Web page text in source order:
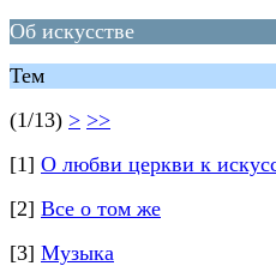
Об искусстве
Тем
(1/13) > >>
[1] О любви церкви к
[2] Все о том же
[3] Музыка